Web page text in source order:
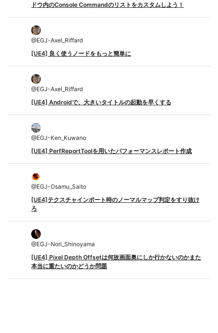
ドウ内のConsole Commandのリストをカスタムしよう！
@EGJ-Axel_Riffard
[UE4] 良く使うノードをもっと簡単に
@EGJ-Axel_Riffard
[UE4] Androidで、大きいタイトルの起動を早くする
@EGJ-Ken_Kuwano
[UE4] PerfReportToolを用いたパフォーマンスレポート作成
@EGJ-Osamu_Saito
[UE4]テクスチャインポート時のノーマルマップ判定をすり抜け
ろ
@EGJ-Nori_Shinoyama
[UE4] Pixel Depth Offsetは何故画面奥にしか行かないのかまた
本当に重たいのかどうか問題